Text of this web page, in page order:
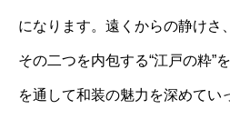
になります。遠くからの静けさ
その二つを内包する“江戸の粋”
を通して和装の魅力を深めてい